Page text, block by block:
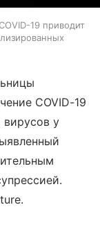
19 приводит
COVID-19
вирусов у